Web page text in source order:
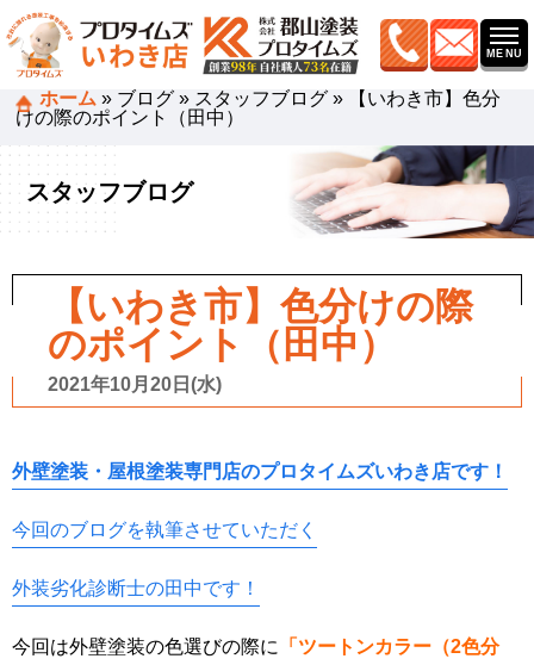
ホーム » ブログ » スタッフブログ »
【いわき市】色分
けの際のポイント（田中）
スタッフブログ
【いわき市】色分けの際
のポイント（田中）
2021年10月20日(水)
外壁塗装・屋根塗装専門店のプロタイムズいわき店です！
今回のブログを執筆させていただく
外装劣化診断士の田中です！
今回は外壁塗装の色選びの際に
「ツートンカラー（2色分